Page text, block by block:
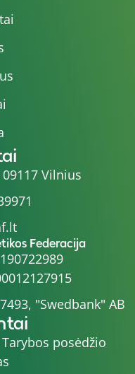
Vilnius
Federacija
"Swedbank" AB
posėdžio